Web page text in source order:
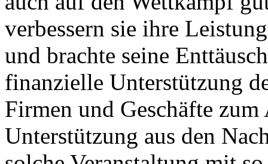
verbessern sie ihre
und brachte seine
finanzielle Unterstützung
Firmen und Geschäfte
Unterstützung aus den